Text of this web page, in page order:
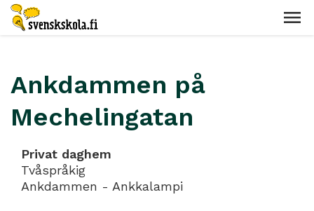
Ankdammen på
Mechelingatan
Privat daghem
Tvåspråkig
Ankdammen - Ankkalampi